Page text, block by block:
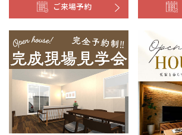
ご来場予約